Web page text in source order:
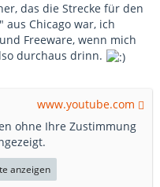
das die Strecke für den
Chicago war, ich
Freeware, wenn mich
durchaus drinn.
www.youtube.com
ohne Ihre Zustimmung
anzeigen